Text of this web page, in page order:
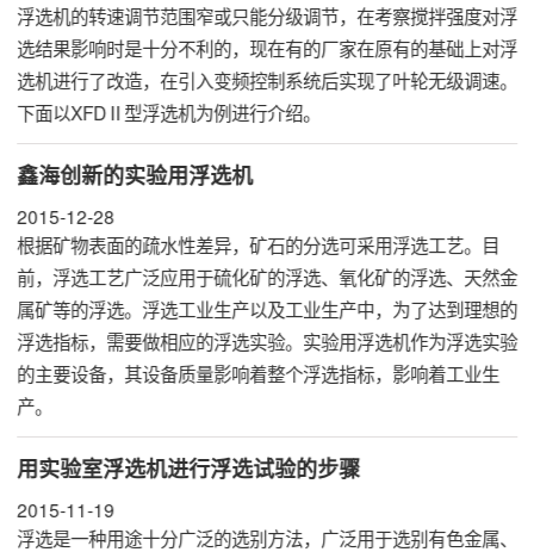
浮选机的转速调节范围窄或只能分级调节，在考察搅拌强度对浮
选结果影响时是十分不利的，现在有的厂家在原有的基础上对浮
选机进行了改造，在引入变频控制系统后实现了叶轮无级调速。
下面以XFDⅡ型浮选机为例进行介绍。
鑫海创新的实验用浮选机
2015-12-28
根据矿物表面的疏水性差异，矿石的分选可采用浮选工艺。目
前，浮选工艺广泛应用于硫化矿的浮选、氧化矿的浮选、天然金
属矿等的浮选。浮选工业生产以及工业生产中，为了达到理想的
浮选指标，需要做相应的浮选实验。实验用浮选机作为浮选实验
的主要设备，其设备质量影响着整个浮选指标，影响着工业生
产。
用实验室浮选机进行浮选试验的步骤
2015-11-19
浮选是一种用途十分广泛的选别方法，广泛用于选别有色金属、